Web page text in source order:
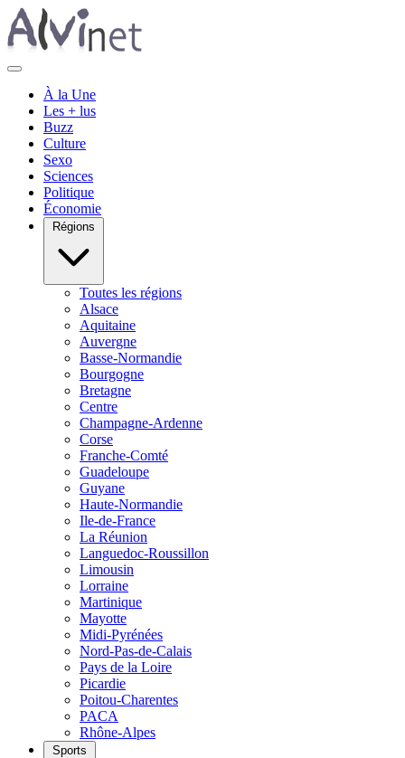
À la Une
Les + lus
Buzz
Culture
Sexo
Sciences
Politique
Économie
Régions
Toutes les régions
Alsace
Aquitaine
Auvergne
Basse-Normandie
Bourgogne
Bretagne
Centre
Champagne-Ardenne
Corse
Franche-Comté
Guadeloupe
Guyane
Haute-Normandie
Ile-de-France
La Réunion
Languedoc-Roussillon
Limousin
Lorraine
Martinique
Mayotte
Midi-Pyrénées
Nord-Pas-de-Calais
Pays de la Loire
Picardie
Poitou-Charentes
PACA
Rhône-Alpes
Sports